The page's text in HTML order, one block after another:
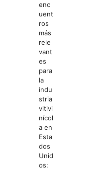
enc
uent
ros
más
rele
vant
es
para
la
indu
stria
vitivi
nícol
a en
Esta
dos
Unid
os: